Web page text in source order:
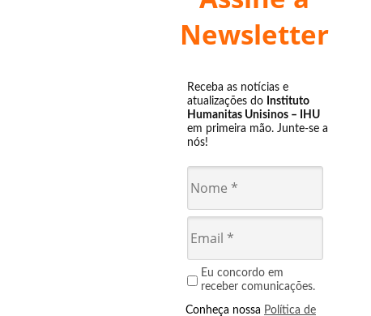
Newsletter
Receba as notícias e
atualizações do Instituto
Humanitas Unisinos – IHU
em primeira mão. Junte-se a
nós!
Eu concordo em
receber comunicações.
Conheça nossa Política de